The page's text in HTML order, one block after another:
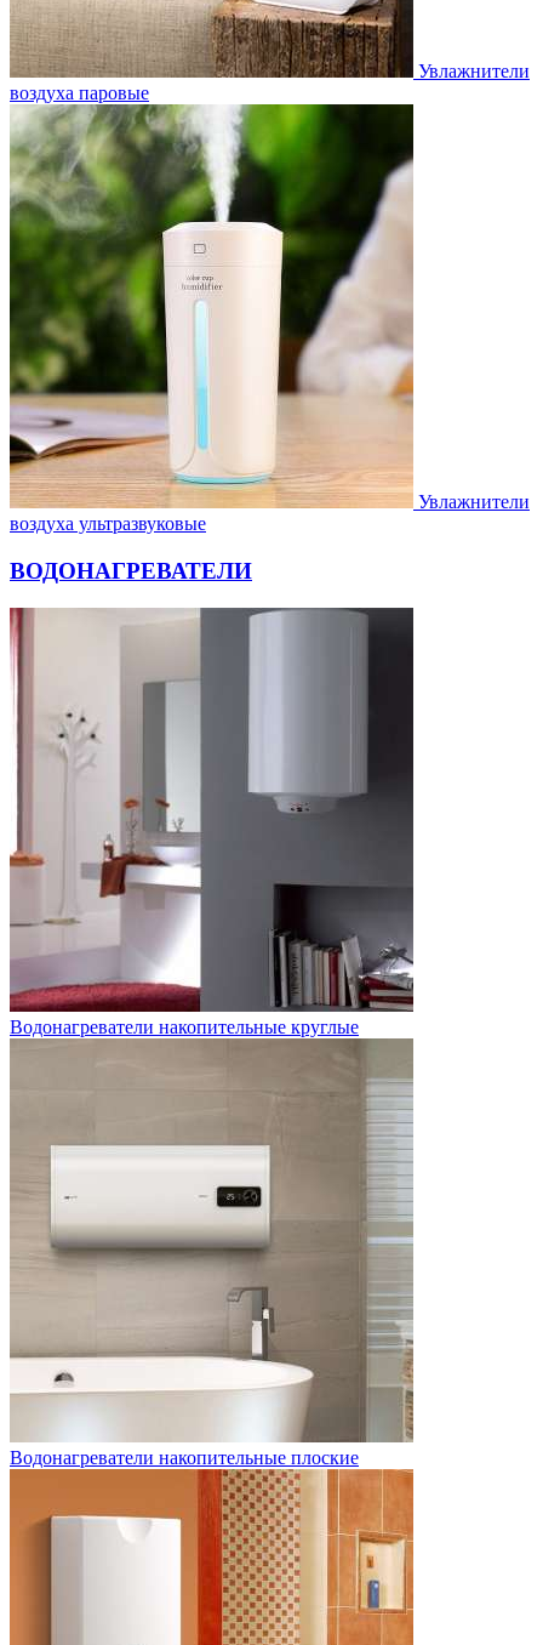
Увлажнители
воздуха паровые
Увлажнители
воздуха ультразвуковые
ВОДОНАГРЕВАТЕЛИ
Водонагреватели накопительные круглые
Водонагреватели накопительные плоские